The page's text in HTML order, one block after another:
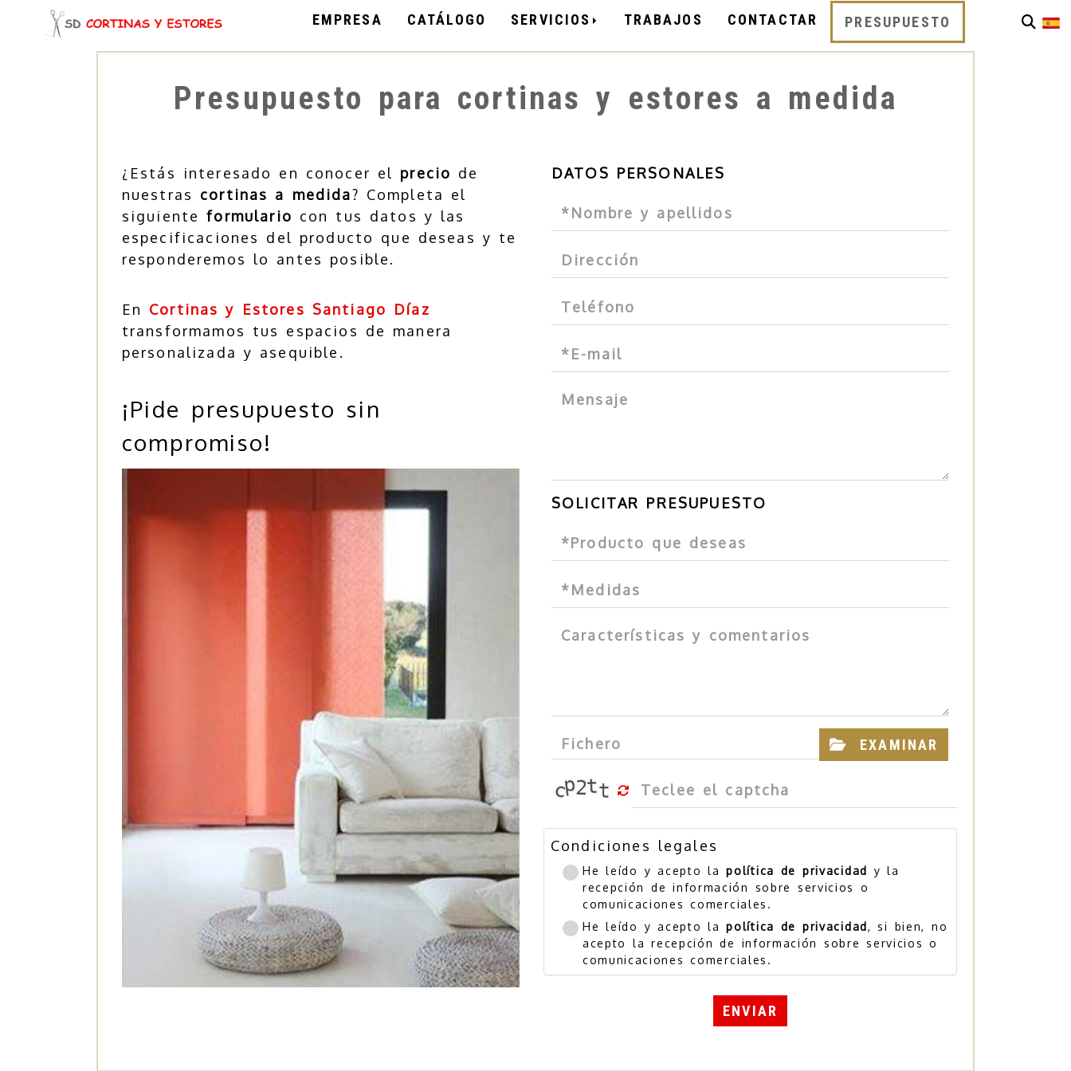
EMPRESA CATÁLOGO SERVICIOS TRABAJOS CONTACTAR PRESUPUESTO
Presupuesto para cortinas y estores a medida
¿Estás interesado en conocer el precio de
nuestras cortinas a medida? Completa el
siguienteformulario con tus datos y las
especificaciones del producto que deseas y te
responderemos lo antes posible.
En Cortinas y Estores Santiago Díaz
transformamos tus espacios de manera
personalizada y asequible.
¡Pide presupuesto sin
compromiso!
DATOS PERSONALES
SOLICITAR PRESUPUESTO
Fichero EXAMINAR
Condiciones legales
He leído y acepto lapolítica de privacidad y la
recepción de información sobre servicios o
comunicaciones comerciales.
He leído y acepto lapolítica de privacidad, si bien, no
acepto la recepción de información sobre servicios o
comunicaciones comerciales.
ENVIAR